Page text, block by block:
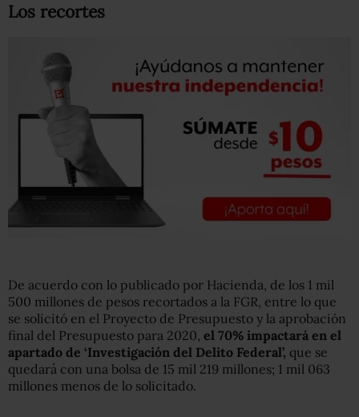
Los recortes
De acuerdo con lo publicado por Hacienda, de los 1 mil
500 millones de pesos recortados a la FGR, entre lo que
se solicitó en el Proyecto de Presupuesto y la aprobación
final del Presupuesto para 2020, el 70% impactará en el
apartado de ‘Investigación del Delito Federal’, que se
quedará con una bolsa de 15 mil 219 millones; 1 mil 063
millones menos de lo solicitado.